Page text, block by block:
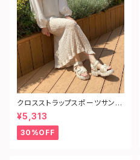
クロスストラップスポーツサンダ
ル
¥5,313
30%OFF